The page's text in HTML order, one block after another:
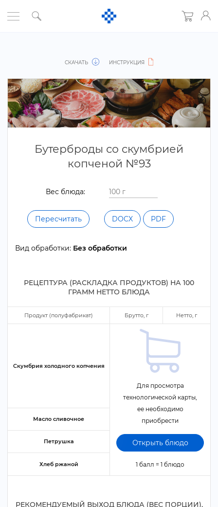
СКАЧАТЬ ИНСТРУКЦИЯ
Бутерброды со скумбрией
копченой №93
ес блюда:
Пересчитать DOCX PDF
ид обработки: Без обработки
РЕЦЕПТУРА (РАСКЛАДКА ПРОДУКТОВ) НА 100
ГРАММ НЕТТО БЛЮДА
Продукт (полуфабрикат) Брутто, Нетто,
Скумбрия холодного копчения
Для просмотра
технологической карты,
ее необходимо
приобрести
Открыть блюдо
1 балл = 1 блюдо
Масло сливочное
Петрушка
Хлеб ржаной
РЕКОМЕНДУЕМЫЙ ВЫХОД БЛЮДА (ВЕС ПОРЦИИ),